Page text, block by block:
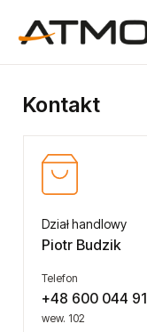
Kontakt
Dział handlowy
Piotr Budzik
Telefon
+48 600 044
wew. 102